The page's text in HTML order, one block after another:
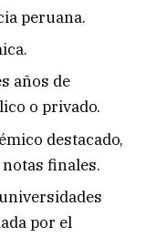
peruana.
años de
o privado.
destacado,
finales.
por el